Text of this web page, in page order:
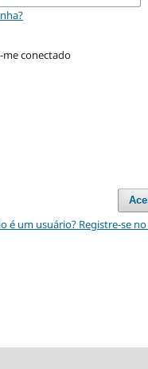
conectado
é um usuário? Registre-se